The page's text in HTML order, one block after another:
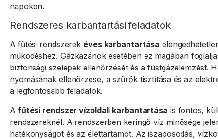
napokon.
Rendszeres karbantartási feladatok
A fűtési rendszerek éves karbantartása
működéshez. Gázkazánok esetében ez magában
biztonsági szelepek ellenőrzését és a füstgázelemzést.
nyomásának ellenőrzése, a szűrők tisztítása és az
a legfontosabb feladatok.
A fűtési rendszer vízoldali karbantartása is fontos,
rendszereknél. A rendszerben keringő víz minősége
hatékonyságot és az élettartamot. Az iszaposodás,